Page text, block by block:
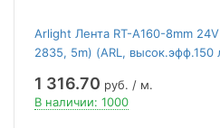
Arlight Лента RT-A160-8mm
2835, 5m) (ARL, высок.эфф.150
1 316.70 руб. / м.
В наличии: 1000